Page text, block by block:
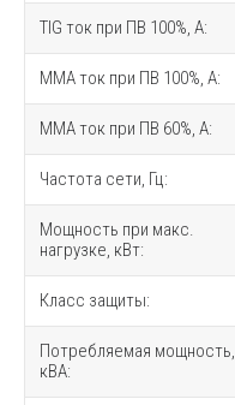
TIG ток при ПВ 100%, A:
MMA ток при ПВ 100%, A:
MMA ток при ПВ 60%, A:
Частота сети, Гц:
Мощность при макс.
нагрузке, кВт:
Класс защиты:
Потребляемая мощность,
кВА: